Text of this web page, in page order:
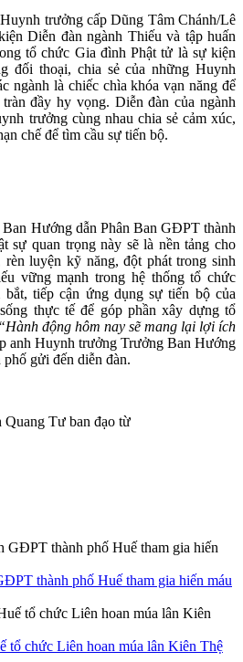
trưởng cấp Dũng Tâm Chánh/Lê
Diễn đàn ngành Thiếu và tập huấn
tổ chức Gia đình Phật tử là sự kiện
đối thoại, chia sẻ của những Huynh
ngành là chiếc chìa khóa vạn năng để
đầy hy vọng. Diễn đàn của ngành
trưởng cùng nhau chia sẻ cảm xúc,
chế để tìm cầu sự tiến bộ.
Hướng dẫn Phân Ban GĐPT thành
sự quan trọng này sẽ là nền tảng cho
luyện kỹ năng, đột phát trong sinh
vững mạnh trong hệ thống tổ chức
tiếp cận ứng dụng sự tiến bộ của
thực tế để góp phần xây dựng tổ
“Hành động hôm nay sẽ mang lại lợi ích
anh Huynh trưởng Trưởng Ban Hướng
gửi đến diễn đàn.
Tư ban đạo từ
thành phố Huế tham gia hiến máu
tổ chức Liên hoan múa lân Kiên Thệ